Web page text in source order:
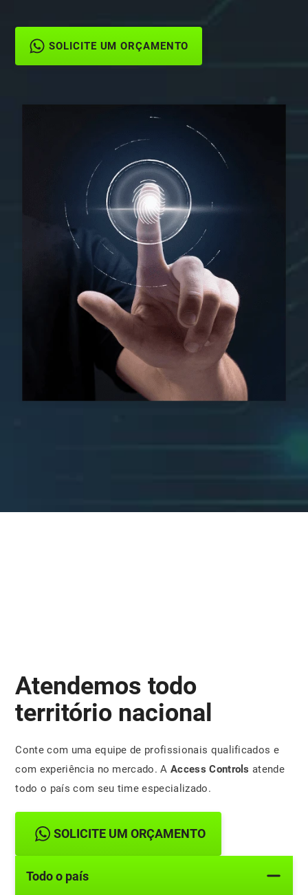
SOLICITE UM ORÇAMENTO
Atendemos todo
território nacional
Conte com uma equipe de profissionais qualificados e
com experiência no mercado. AAccess Controls atende
todo o país com seu time especializado.
SOLICITE UM ORÇAMENTO
Todo o país